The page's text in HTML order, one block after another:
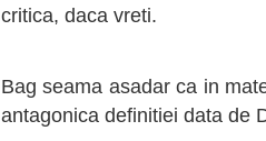
critica, daca vreti.
Bag seama asadar ca in
antagonica definitiei data de